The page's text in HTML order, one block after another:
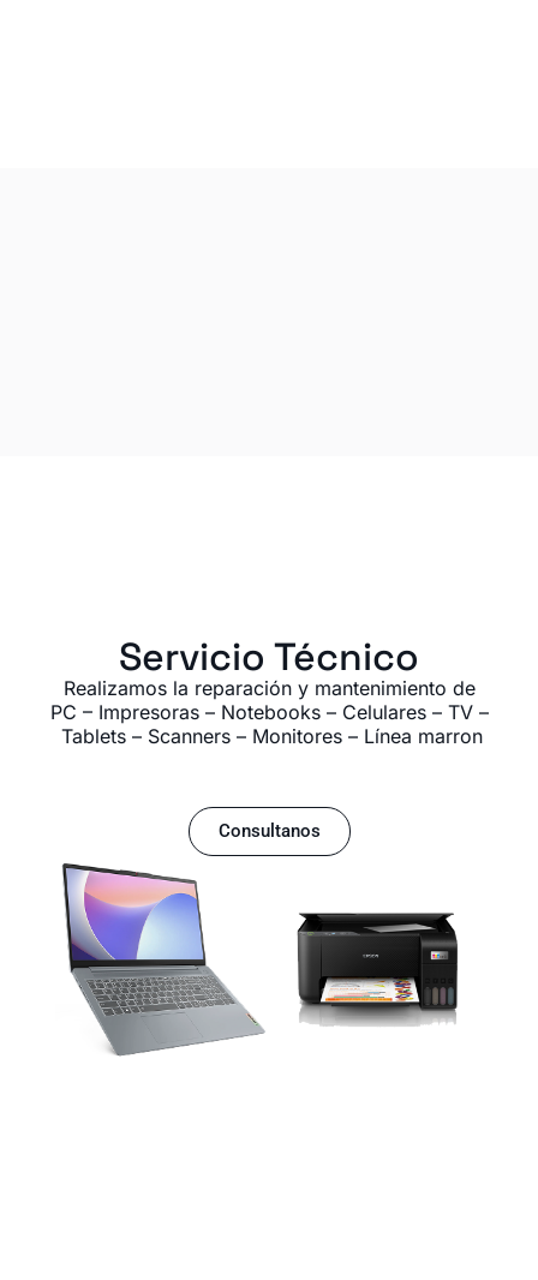
Servicio Técnico
Realizamos la reparación y mantenimiento de
PC – Impresoras – Notebooks – Celulares – TV –
Tablets – Scanners – Monitores – Línea marron
Consultanos